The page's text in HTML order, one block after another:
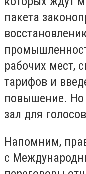
пакета
рабочих мест,
тарифов и
повышение. Но
зал для
Напомним,
с